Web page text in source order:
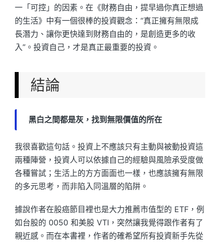
一「可控」的因素。在《財務自由，提早過你真正想過
的生活》中有一個很棒的投資觀念：“真正擁有無限成
長潛力、讓你更快達到財務自由的，是創造更多的收
入”。投資自己，才是真正最重要的投資。
結論
黑白之間都是灰，找到無限價值的所在
我很喜歡這句話。投資上不應該只有主動與被動投資這
兩種陣營，投資人可以依據自己的經驗與風險承受度做
各種嘗試；生活上的方方面面也一樣，也應該擁有無限
的多元思考，而非陷入同溫層的陷阱。
據說作者在股癌節目裡也是大力推薦市值型的 ETF，例
如台股的 0050 和美股 VTI，突然讓我覺得跟作者有了
親近感。而在本書裡，作者的確希望所有投資新手先從